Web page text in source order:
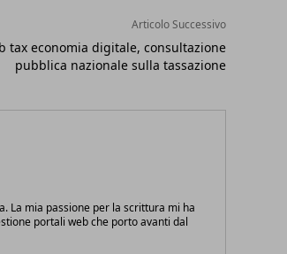
Articolo Successivo
tax economia digitale, consultazione
pubblica nazionale sulla tassazione
La mia passione per la scrittura mi ha
portali web che porto avanti dal